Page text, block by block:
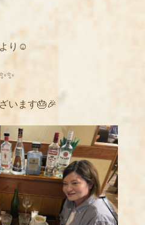
り☺️
います🎂🎉